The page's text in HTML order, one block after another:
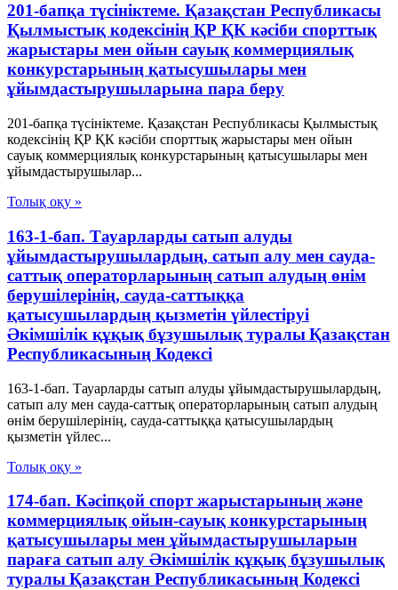
201-бапқа түсініктеме. Қазақстан Республикасы
Қылмыстық кодексінің ҚР ҚК кәсіби спорттық
жарыстары мен ойын сауық коммерциялық
конкурстарының қатысушылары мен
ұйымдастырушыларына пара беру
201-бапқа түсініктеме. Қазақстан Республикасы Қылмыстық
кодексінің ҚР ҚК кәсіби спорттық жарыстары мен ойын
сауық коммерциялық конкурстарының қатысушылары мен
ұйымдастырушылар...
Толық оқу »
163-1-бап. Тауарларды сатып алуды
ұйымдастырушылардың, сатып алу мен сауда-
саттық операторларының сатып алудың өнім
берушілерінің, сауда-саттыққа
қатысушылардың қызметін үйлестіруі
Әкімшілік құқық бұзушылық туралы Қазақстан
Республикасының Кодексі
163-1-бап. Тауарларды сатып алуды ұйымдастырушылардың,
сатып алу мен сауда-саттық операторларының сатып алудың
өнім берушілерінің, сауда-саттыққа қатысушылардың
қызметін үйлес...
Толық оқу »
174-бап. Кәсіпқой спорт жарыстарының және
коммерциялық ойын-сауық конкурстарының
қатысушылары мен ұйымдастырушыларын
параға сатып алу Әкімшілік құқық бұзушылық
туралы Қазақстан Республикасының Кодексі